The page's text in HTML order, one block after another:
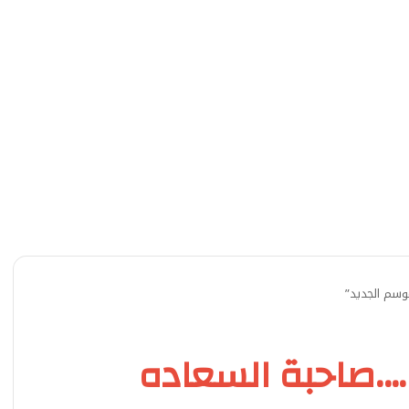
الجديد”
السعاده